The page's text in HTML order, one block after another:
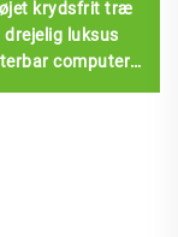
krydsfrit træ
drejelig luksus
computer